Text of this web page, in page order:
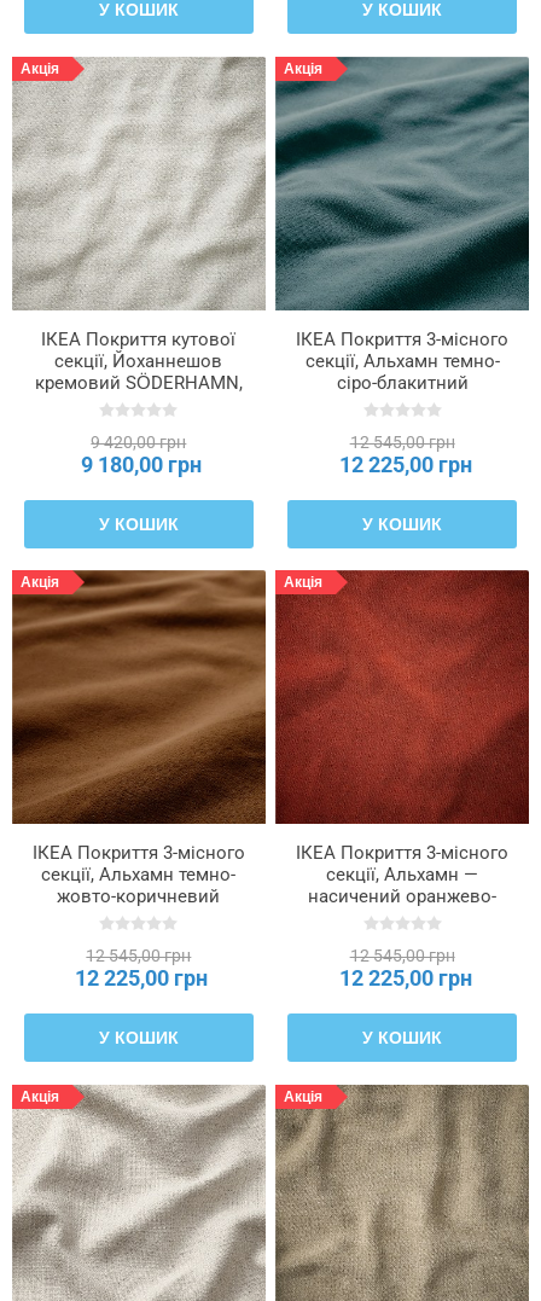
У КОШИК У КОШИК
Акція
ІКЕА Покриття кутової
секції, Йоханнешов
кремовий SÖDERHAMN,
106.293.97
9 420,00 грн
9 180,00 грн
У КОШИК
Акція
ІКЕА Покриття 3-місного
секції, Альхамн темно-
сіро-блакитний
SÖDERHAMN, 306.294.38
12 545,00 грн
12 225,00 грн
У КОШИК
Акція
ІКЕА Покриття 3-місного
секції, Альхамн темно-
жовто-коричневий
SÖDERHAMN, 306.294.24
12 545,00 грн
12 225,00 грн
У КОШИК
Акція
ІКЕА Покриття 3-місного
секції, Альхамн —
насичений оранжево-
червоний SÖDERHAMN,
12 545,00 грн
12 225,00 грн
У КОШИК
Акція Акція